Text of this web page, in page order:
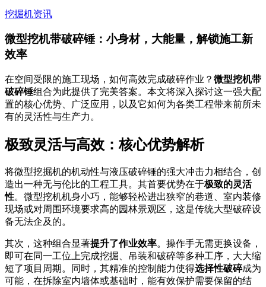
挖掘机资讯
微型挖机带破碎锤：小身材，大能量，解锁施工新
效率
在空间受限的施工现场，如何高效完成破碎作业？ 微型挖机带
破碎锤组合为此提供了完美答案。本文将深入探讨这一强大配
置的核心优势、广泛应用，以及它如何为各类工程带来前所未
有的灵活性与生产力。
极致灵活与高效：核心优势解析
将微型挖掘机的机动性与液压破碎锤的强大冲击力相结合，创
造出一种无与伦比的工程工具。其首要优势在于极致的灵活
性。微型挖机机身小巧，能够轻松进出狭窄的巷道、室内装修
现场或对周围环境要求高的园林景观区，这是传统大型破碎设
备无法企及的。
其次，这种组合显著提升了作业效率。操作手无需更换设备，
即可在同一工位上完成挖掘、吊装和破碎等多种工序，大大缩
短了项目周期。同时，其精准的控制能力使得选择性破碎成为
可能，在拆除室内墙体或基础时，能有效保护需要保留的结